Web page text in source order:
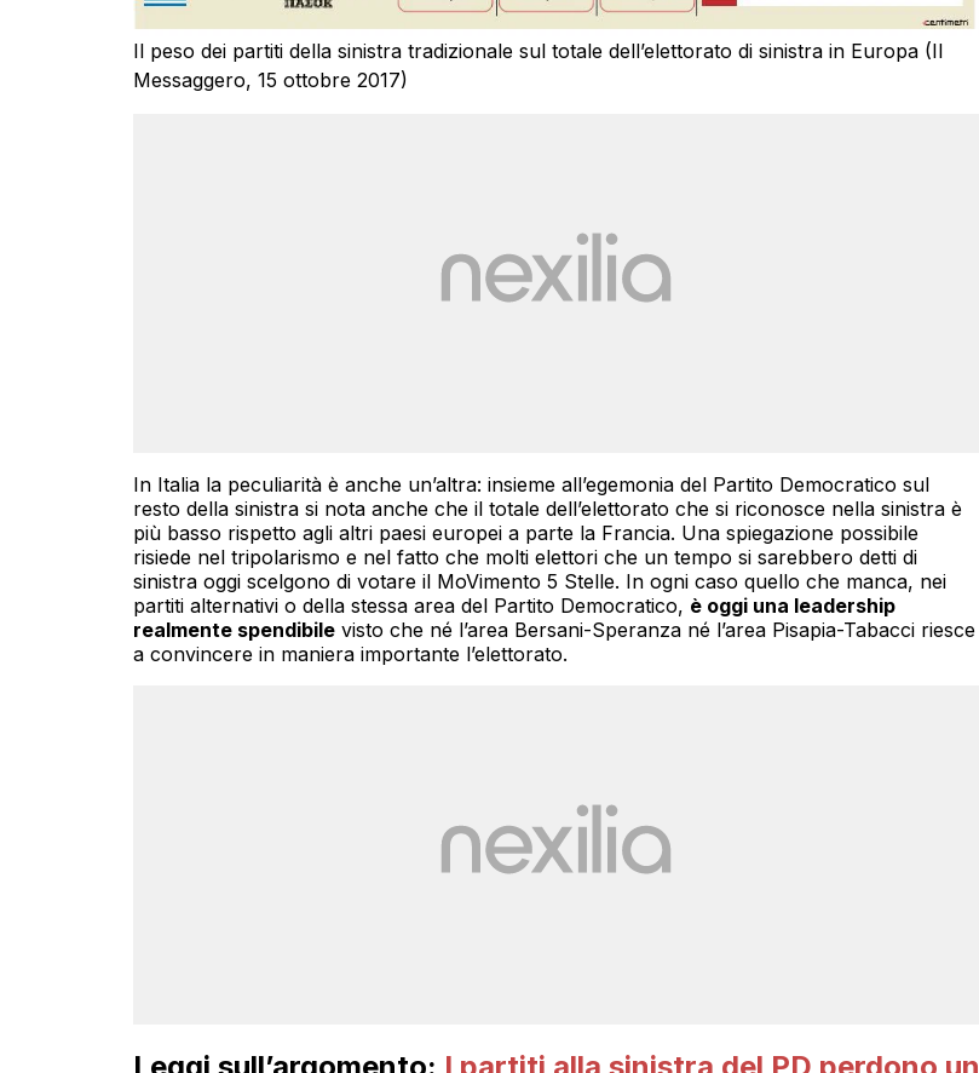
Il peso dei partiti della sinistra tradizionale sul totale dell’elettorato di sinistra in Europa (Il
Messaggero, 15 ottobre 2017)
In Italia la peculiarità è anche un’altra: insieme all’egemonia del Partito Democratico sul
resto della sinistra si nota anche che il totale dell’elettorato che si riconosce nella sinistra è
più basso rispetto agli altri paesi europei a parte la Francia. Una spiegazione possibile
risiede nel tripolarismo e nel fatto che molti elettori che un tempo si sarebbero detti di
sinistra oggi scelgono di votare il MoVimento 5 Stelle. In ogni caso quello che manca, nei
partiti alternativi o della stessa area del Partito Democratico, è oggi una leadership
realmente spendibilevisto che né l’area Bersani-Speranza né l’area Pisapia-Tabacci riesce
a convincere in maniera importante l’elettorato.
Leggi sull’argomento: I partiti alla sinistra del PD perdono un